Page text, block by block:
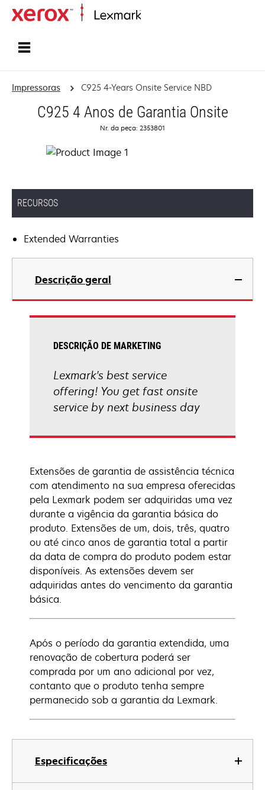
Impressoras C925 4-Years Onsite Service NBD
C925 4 Anos de Garantia Onsite
Nr. da peça: 2353801
RECURSOS
Extended Warranties
Descrição geral
Especificações
DESCRIÇÃO DE MARKETING
Lexmark's best service
offering! You get fast onsite
service by next business day
Extensões de garantia de assistência técnica
com atendimento na sua empresa oferecidas
pela Lexmark podem ser adquiridas uma vez
durante a vigência da garantia básica do
produto. Extensões de um, dois, três, quatro
ou até cinco anos de garantia total a partir
da data de compra do produto podem estar
disponíveis. As extensões devem ser
adquiridas antes do vencimento da garantia
básica.
Após o período da garantia extendida, uma
renovação de cobertura poderá ser
comprada por um ano adicional por vez,
contanto que o produto tenha sempre
permanecido sob a garantia da Lexmark.